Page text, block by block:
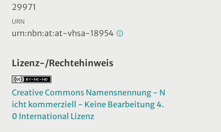
29971
URN
urn:nbn:at:at-vhsa-18954
Lizenz-/Rechtehinweis
Creative Commons Namensnennung - N
icht kommerziell - Keine Bearbeitung 4.
0 International Lizenz